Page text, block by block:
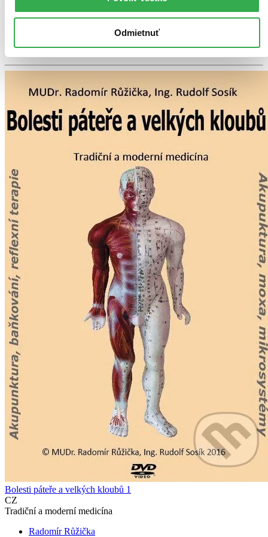
Odmietnuť
Tento produkt momentálne nemáme na sklade, ale zvyčajne
vám ho vieme zabezpečiť a odoslať do 1 – 6 dní. A
Vložiť do košíka
Bolesti páteře a velkých kloubů 1
CZ
Tradiční a moderní medicína
Radomír Růžička